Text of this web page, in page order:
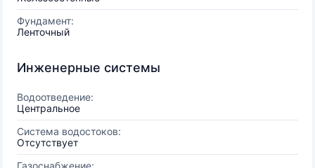
Фундамент:
Ленточный
Инженерные системы
Водоотведение:
Центральное
Система водостоков:
Отсутствует
Газоснабжение: